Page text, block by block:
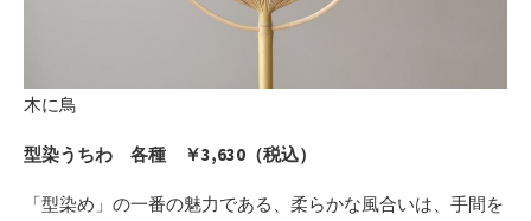
木に鳥
型染うちわ 各種 ￥3,630（税込）
「型染め」の一番の魅力である、柔らかな風合いは、手間を